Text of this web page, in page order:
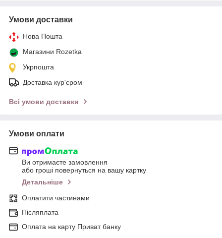
Умови доставки
Нова Пошта
Магазини Rozetka
Укрпошта
Доставка кур'єром
Всі умови доставки
Умови оплати
Ви отримаєте замовлення
або гроші повернуться на вашу картку
Детальніше
Оплатити частинами
Післяплата
Оплата на карту Приват банку